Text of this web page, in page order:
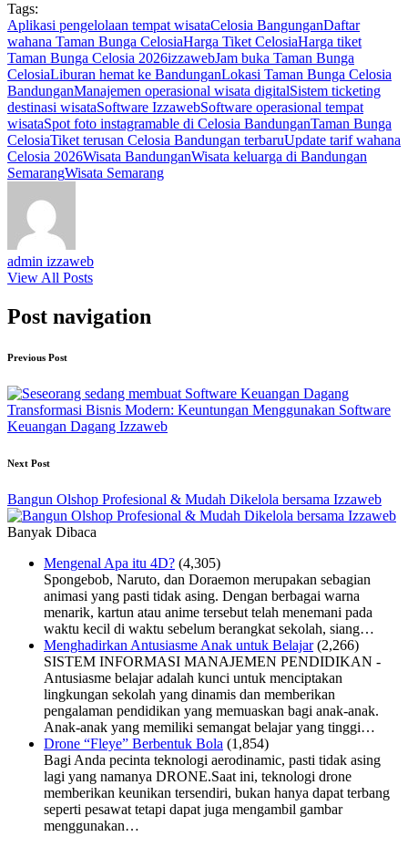
Tags:
Aplikasi pengelolaan tempat wisataCelosia BangunganDaftar
wahana Taman Bunga CelosiaHarga Tiket CelosiaHarga tiket
Taman Bunga Celosia 2026izzawebJam buka Taman Bunga
CelosiaLiburan hemat ke BandunganLokasi Taman Bunga Celosia
BandunganManajemen operasional wisata digitalSistem ticketing
destinasi wisataSoftware IzzawebSoftware operasional tempat
wisataSpot foto instagramable di Celosia BandunganTaman Bunga
CelosiaTiket terusan Celosia Bandungan terbaruUpdate tarif wahana
Celosia 2026Wisata BandunganWisata keluarga di Bandungan
SemarangWisata Semarang
admin izzaweb
View All Posts
Post navigation
Previous Post
Transformasi Bisnis Modern: Keuntungan Menggunakan Software
Keuangan Dagang Izzaweb
Next Post
Bangun Olshop Profesional & Mudah Dikelola bersama Izzaweb
Banyak Dibaca
Mengenal Apa itu 4D? (4,305)
Spongebob, Naruto, dan Doraemon merupakan sebagian
animasi yang pasti tidak asing. Dengan berbagai warna
menarik, kartun atau anime tersebut telah menemani pada
waktu kecil di waktu sebelum berangkat sekolah, siang…
Menghadirkan Antusiasme Anak untuk Belajar (2,266)
SISTEM INFORMASI MANAJEMEN PENDIDIKAN -
Antusiasme belajar adalah kunci untuk menciptakan
lingkungan sekolah yang dinamis dan memberikan
pengalaman pendidikan yang memuaskan bagi anak-anak.
Anak-anak yang memiliki semangat belajar yang tinggi…
Drone “Fleye” Berbentuk Bola (1,854)
Bagi Anda pecinta teknologi aerodinamic, pasti tidak asing
lagi yang namanya DRONE.Saat ini, teknologi drone
memberikan keunikan tersendiri, bukan hanya dapat terbang
seperti pesawat tetapi dapat juga mengambil gambar
menggunakan…